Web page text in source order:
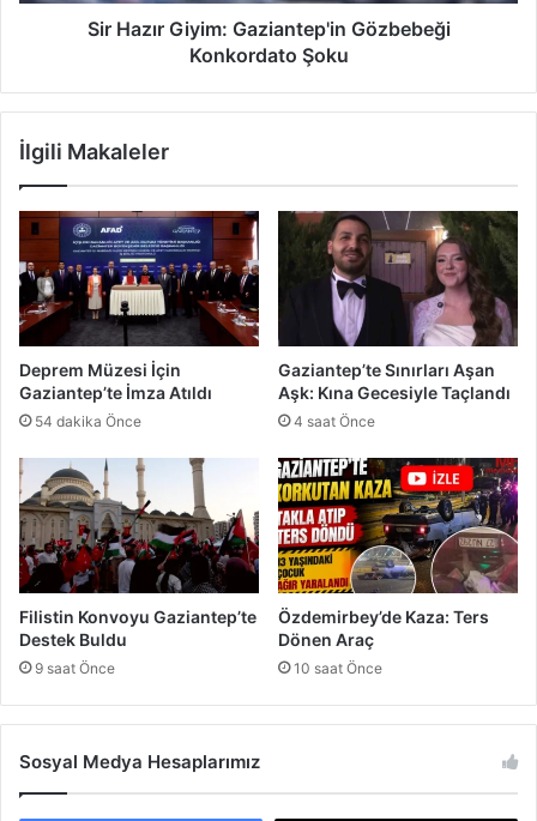
r
a
a
t
i
s
t
d
i
n
t
e
'
i
n
G
ö
z
b
e
b
ğ
o
n
k
Sir Hazır Giyim: Gaziantep'in Gözbebeği
Konkordato Şoku
İlgili Makaleler
Deprem Müzesi İçin
Gaziantep’te İmza Atıldı
54 dakika Önce
Gaziantep’te Sınırları Aşan
Aşk: Kına Gecesiyle Taçlandı
4 saat Önce
Filistin Konvoyu Gaziantep’te
Destek Buldu
9 saat Önce
Özdemirbey’de Kaza: Ters
Dönen Araç
10 saat Önce
Sosyal Medya Hesaplarımız